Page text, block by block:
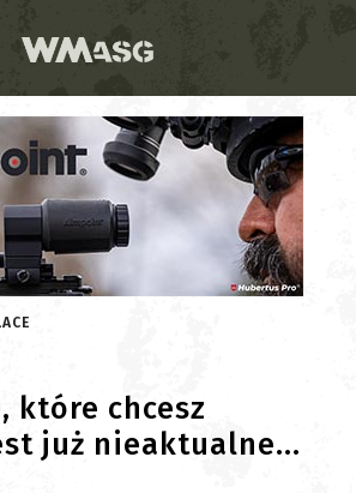
które chcesz
już nieaktualne...